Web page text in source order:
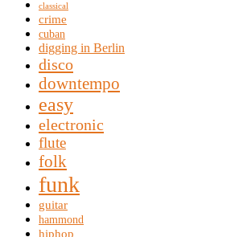
classical
crime
cuban
digging in Berlin
disco
downtempo
easy
electronic
flute
folk
funk
guitar
hammond
hiphop